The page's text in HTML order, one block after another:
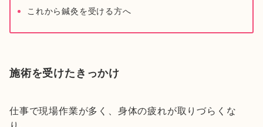
これから鍼灸を受ける方へ
施術を受けたきっかけ
仕事で現場作業が多く、身体の疲れが取りづらくな